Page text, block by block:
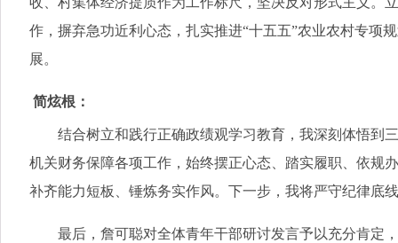
作，摒弃急功近利心态，扎实推进“十五五”农业农村专项
展。
简炫根：
结合树立和践行正确政绩观学习教育，我深刻体悟到三
机关财务保障各项工作，始终摆正心态、踏实履职、依规
补齐能力短板、锤炼务实作风。下一步，我将严守纪律底
最后，詹可聪对全体青年干部研讨发言予以充分肯定，